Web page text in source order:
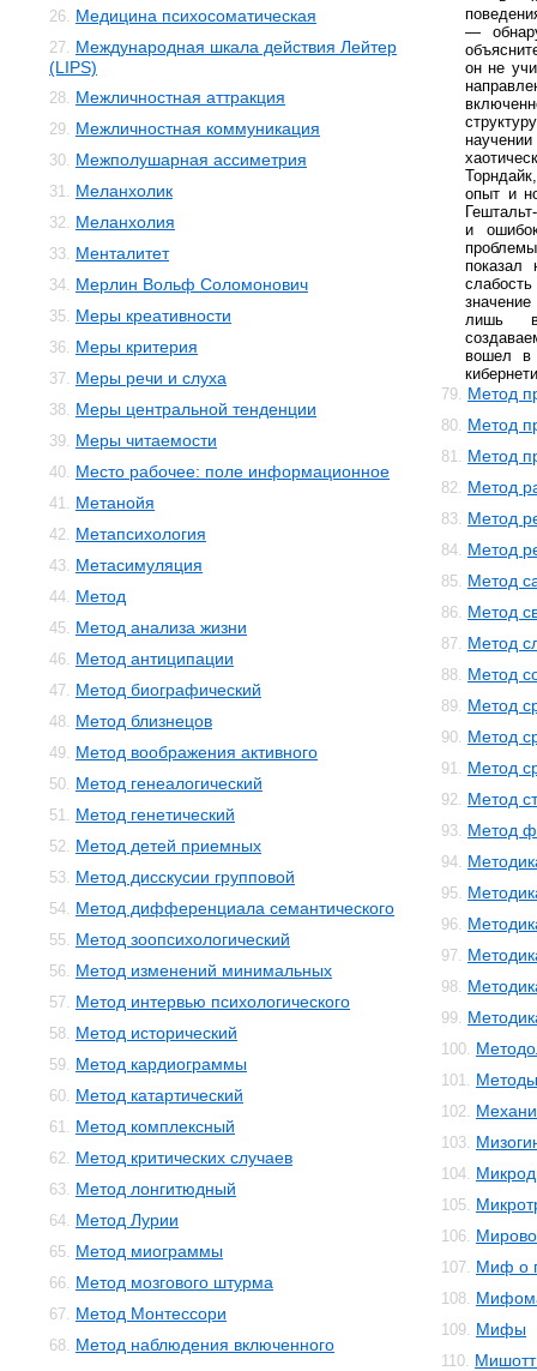
26. Медицина психосоматическая
27. Международная шкала действия Лейтер
(LIPS)
28. Межличностная аттракция
29. Межличностная коммуникация
30. Межполушарная ассиметрия
31. Меланхолик
32. Меланхолия
33. Менталитет
34. Мерлин Вольф Соломонович
35. Меры креативности
36. Меры критерия
37. Меры речи и слуха
38. Меры центральной тенденции
39. Меры читаемости
40. Место рабочее: поле информационное
41. Метанойя
42. Метапсихология
43. Метасимуляция
44. Метод
45. Метод анализа жизни
46. Метод антиципации
47. Метод биографический
48. Метод близнецов
49. Метод воображения активного
50. Метод генеалогический
51. Метод генетический
52. Метод детей приемных
53. Метод дисскусии групповой
54. Метод дифференциала семантического
55. Метод зоопсихологический
56. Метод изменений минимальных
57. Метод интервью психологического
58. Метод исторический
59. Метод кардиограммы
60. Метод катартический
61. Метод комплексный
62. Метод критических случаев
63. Метод лонгитюдный
64. Метод Лурии
65. Метод миограммы
66. Метод мозгового штурма
67. Метод Монтессори
68. Метод наблюдения включенного
—
он не
опыт и
и
показал
лишь в
вошел в
79. Метод
80. Метод
81. Метод
82. Метод
83. Метод
84. Метод
85. Метод
86. Метод
87. Метод
88. Метод
89. Метод
90. Метод
91. Метод
92. Метод
93. Метод
94.
95.
96.
97.
98.
99.
100.
101. Методы
102.
103.
104.
105.
106.
107. Миф о
108.
109. Мифы
110.